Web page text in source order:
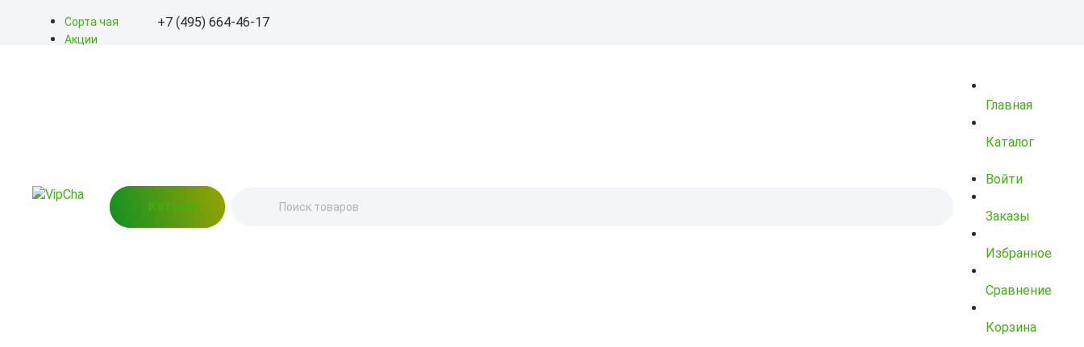
Сорта чая
Акции
+7 (495) 664-46-17
дом 7, стр. 3
Каталог
Главная
Каталог
Войти
Заказы
Избранное
Сравнение
Корзина